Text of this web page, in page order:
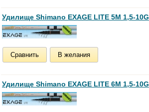
Удилище Shimano EXAGE LITE 5M 1,5-10G
Сравнить В желания
Удилище Shimano EXAGE LITE 6M 1,5-10G